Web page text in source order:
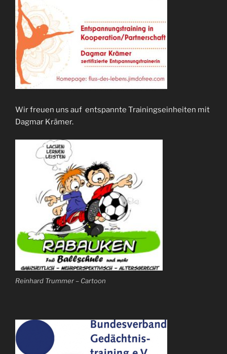
Wir freuen uns auf entspannte Trainingseinheiten mit
Dagmar Krämer.
Reinhard Trummer – Cartoon